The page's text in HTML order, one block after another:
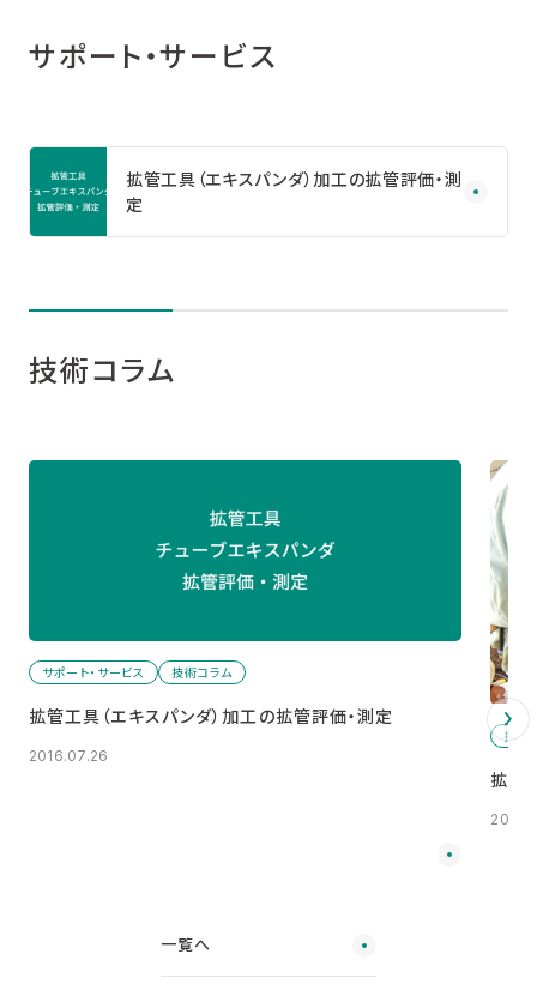
サポート・サービス
拡管工具（エキスパンダ）加工の拡管評価・測
定
技術コラム
サポート・サービス 技術コラム
拡管工具（エキスパンダ）加工の拡管評価・測定
2016.07.26
技術
拡管
一覧へ